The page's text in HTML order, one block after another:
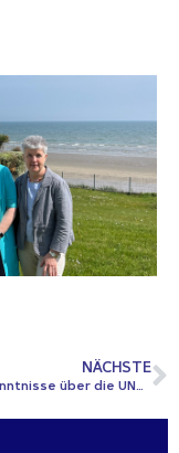
NÄCHSTE
Neue Erkenntnisse über die UNO und Interessenvertretung